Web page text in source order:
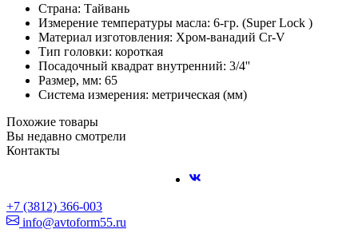
Страна: Тайвань
Измерение температуры масла: 6-гр. (Super Lock )
Материал изготовления: Хром-ванадий Cr-V
Тип головки: короткая
Посадочный квадрат внутренний: 3/4''
Размер, мм: 65
Система измерения: метрическая (мм)
Похожие товары
Вы недавно смотрели
Контакты
+7 (3812) 366-003
info@avtoform55.ru